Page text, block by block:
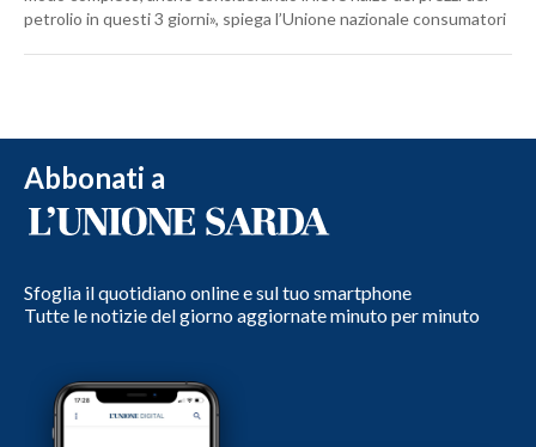
petrolio in questi 3 giorni», spiega l’Unione nazionale consumatori
Abbonati a
Sfoglia il quotidiano online e sul tuo smartphone
Tutte le notizie del giorno aggiornate minuto per minuto